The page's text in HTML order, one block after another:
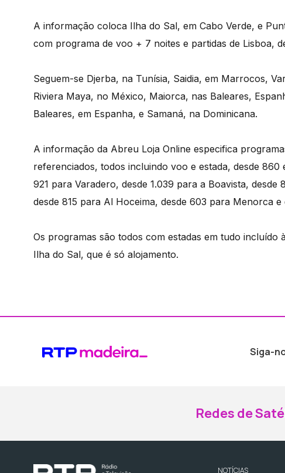
A informação coloca Ilha do Sal, em Cabo Verde, e
com programa de voo + 7 noites e partidas de Lisboa,
Seguem-se Djerba, na Tunísia, Saidia, em Marrocos,
Riviera Maya, no México, Maiorca, nas Baleares,
Baleares, em Espanha, e Samaná, na Dominicana.
A informação da Abreu Loja Online especifica
referenciados, todos incluindo voo e estada, desde
921 para Varadero, desde 1.039 para a Boavista,
desde 815 para Al Hoceima, desde 603 para Menorca e
Os programas são todos com estadas em tudo incluído
Ilha do Sal, que é só alojamento.
Siga-
Redes de
NOTÍCIAS